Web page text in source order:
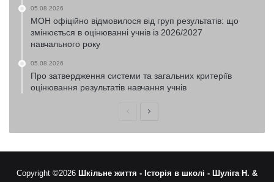
05.08.2026
МОН офіційно відмовилося від груп результатів: що
змінюється в оцінюванні учнів із 2026/2027
навчального року
05.08.2026
Про затвердження системи та загальних критеріїв
оцінювання результатів навчання учнів
ПопередняНаступна
Copyright ©2026 Шкільне життя - Історія в школі - Шуліга Н. &